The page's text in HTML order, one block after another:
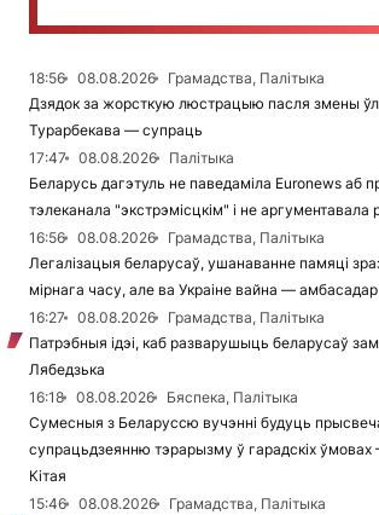
18:56 08.08.2026
Грамадства, Палітыка
Дзядок за жорсткую люстрацыю пасля змены
Турарбекава — супраць
17:47
08.08.2026
Палітыка
Беларусь дагэтуль не паведаміла Euronews аб
тэлеканала "экстрэмісцкім" і не аргументавала
16:56
08.08.2026
Грамадства, Палітыка
Легалізацыя беларусаў, ушанаванне памяці
мірнага часу, але ва Украіне вайна —
16:27
08.08.2026
Грамадства, Палітыка
Патрэбныя ідэі, каб разварушыць беларусаў
Лябедзька
16:18
08.08.2026
Бяспека, Палітыка
Сумесныя з Беларуссю вучэнні будуць
супрацьдзеянню тэрарызму ў гарадскіх
Кітая
15:46
08.08.2026
Грамадства, Палітыка